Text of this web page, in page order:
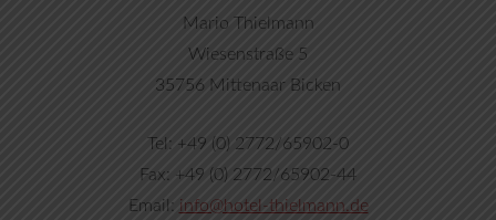
Mario Thielmann
Wiesenstraße 5
35756 Mittenaar Bicken
Tel: +49 (0) 2772/65902-0
Fax: +49 (0) 2772/65902-44
Email: info@hotel-thielmann.de